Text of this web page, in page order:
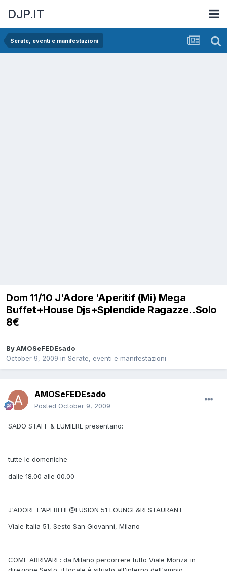
DJP.IT
Serate, eventi e manifestazioni
Dom 11/10 J'Adore 'Aperitif (Mi) Mega
Buffet+House Djs+Splendide Ragazze..Solo
8€
ByAMOSeFEDEsado
October 9, 2009 in Serate, eventi e manifestazioni
AMOSeFEDEsado
Posted October 9, 2009
SADO STAFF & LUMIERE presentano:
tutte le domeniche
dalle 18.00 alle 00.00
J'ADORE L'APERITIF@FUSION 51 LOUNGE&RESTAURANT
Viale Italia 51, Sesto San Giovanni, Milano
COME ARRIVARE: da Milano percorrere tutto Viale Monza in